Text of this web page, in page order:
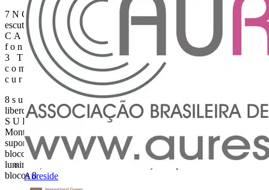
Aureside
7 N O V O S A C S O S M O Z ‘‘Cabeçote cheio de inovações:
escutando suas necessidades, olhando você trabalhar’’
C A B E Ç O T E L U M I N O S O 5 C O R E S
f o n t e l u m i n o s a l e d
3 T I P O S D E C A B E Ç O T E S R O T A T I V O S
c o m c h a v e , c o m p u n h o
c u r t o e c o m p u n h o l o n g o 7
8 s u a s o l u ç ã o 5 Suportes para uma montagem com toda
liberdade S U P O R T E P A R A 3 B L O C O S
S U P O R T E P A R A 5 B L O C O S s u a s v a n t a g e n s
Montagem por simples engate sobre o suporteVersão econômica:
suporte para 1 blocoBlocos sobrepostos em 2 níveis com até 3
blocos de larguraBlocos sem ordem de montagem (exceto
luminoso)Dimensões otimizadas: redução da profundidade dos
blocos 8